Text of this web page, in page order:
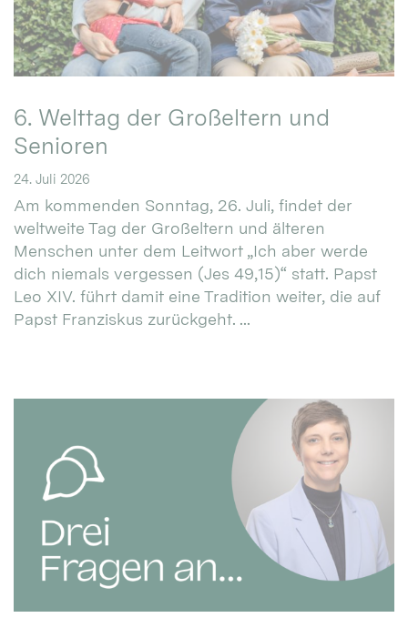
6. Welttag der Großeltern und
Senioren
24. Juli 2026
Am kommenden Sonntag, 26. Juli, findet der
weltweite Tag der Großeltern und älteren
Menschen unter dem Leitwort „Ich aber werde
dich niemals vergessen (Jes 49,15)“ statt. Papst
Leo XIV. führt damit eine Tradition weiter, die auf
Papst Franziskus zurückgeht. ...